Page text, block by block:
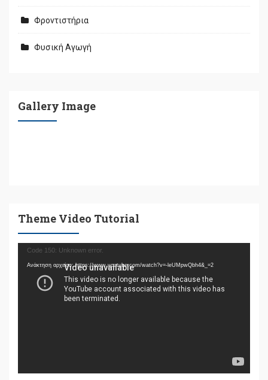
Φροντιστήρια
Φυσική Αγωγή
Gallery Image
Theme Video Tutorial
Πρόγραμμα
Αναπαραγωγής
Βίντεο
Code 150: Unknown error.
Ανάκτηση αρχείου: https://www.youtube.com/watch?v=-leUMpwQbh4&_=2